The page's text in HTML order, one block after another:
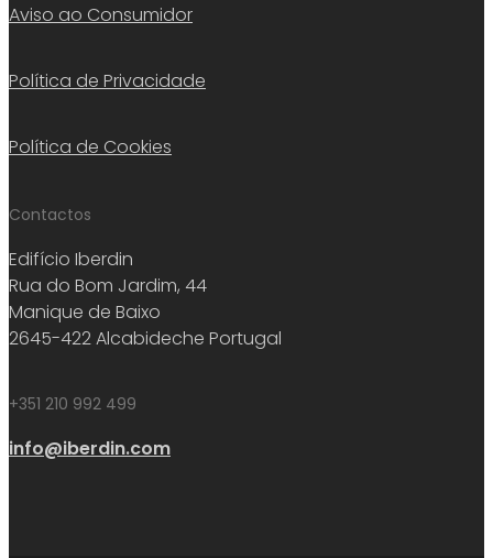
Aviso ao Consumidor
Política de Privacidade
Política de Cookies
Contactos
Edifício Iberdin
Rua do Bom Jardim, 44
Manique de Baixo
2645-422 Alcabideche Portugal
+351 210 992 499
info@iberdin.com